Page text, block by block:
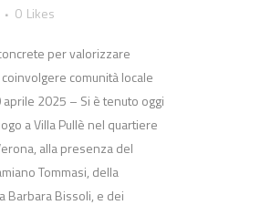
0 Likes
per valorizzare
comunità locale
2025 – Si è tenuto oggi
a Villa Pullè nel quartiere
alla presenza del
Tommasi, della
Barbara Bissoli, e dei